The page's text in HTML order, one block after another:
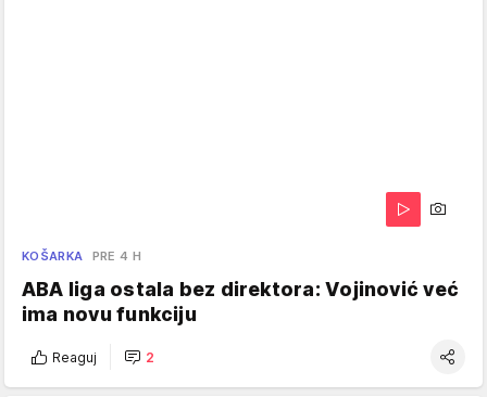
KOŠARKA PRE 4 H
ABA liga ostala bez direktora: Vojinović već
ima novu funkciju
Reaguj 2